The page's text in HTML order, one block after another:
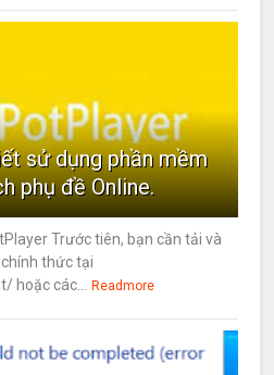
sử dụng phần mềm
phụ đề Online.
Trước tiên, bạn cần tải và
thức tại
hoặc các... Readmore